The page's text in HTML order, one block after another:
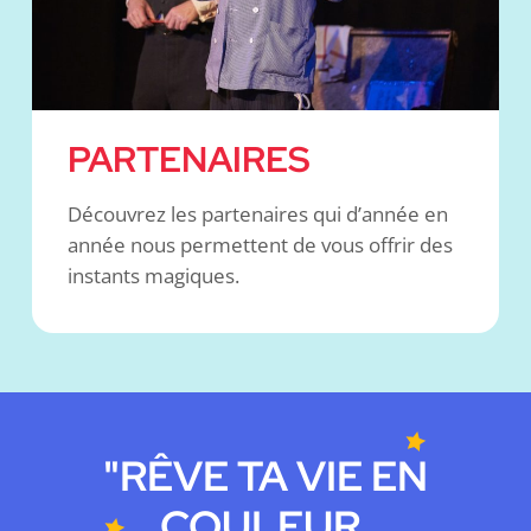
PARTENAIRES
Découvrez les partenaires qui d’année en
année nous permettent de vous offrir des
instants magiques.
"RÊVE TA VIE EN